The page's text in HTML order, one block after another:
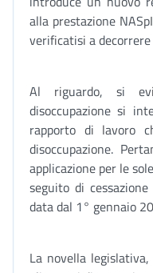
alla prestazione
verificatisi a
Al riguardo, si
disoccupazione si
rapporto di lavoro
disoccupazione.
applicazione per le
seguito di
data dal 1° gennaio
La novella